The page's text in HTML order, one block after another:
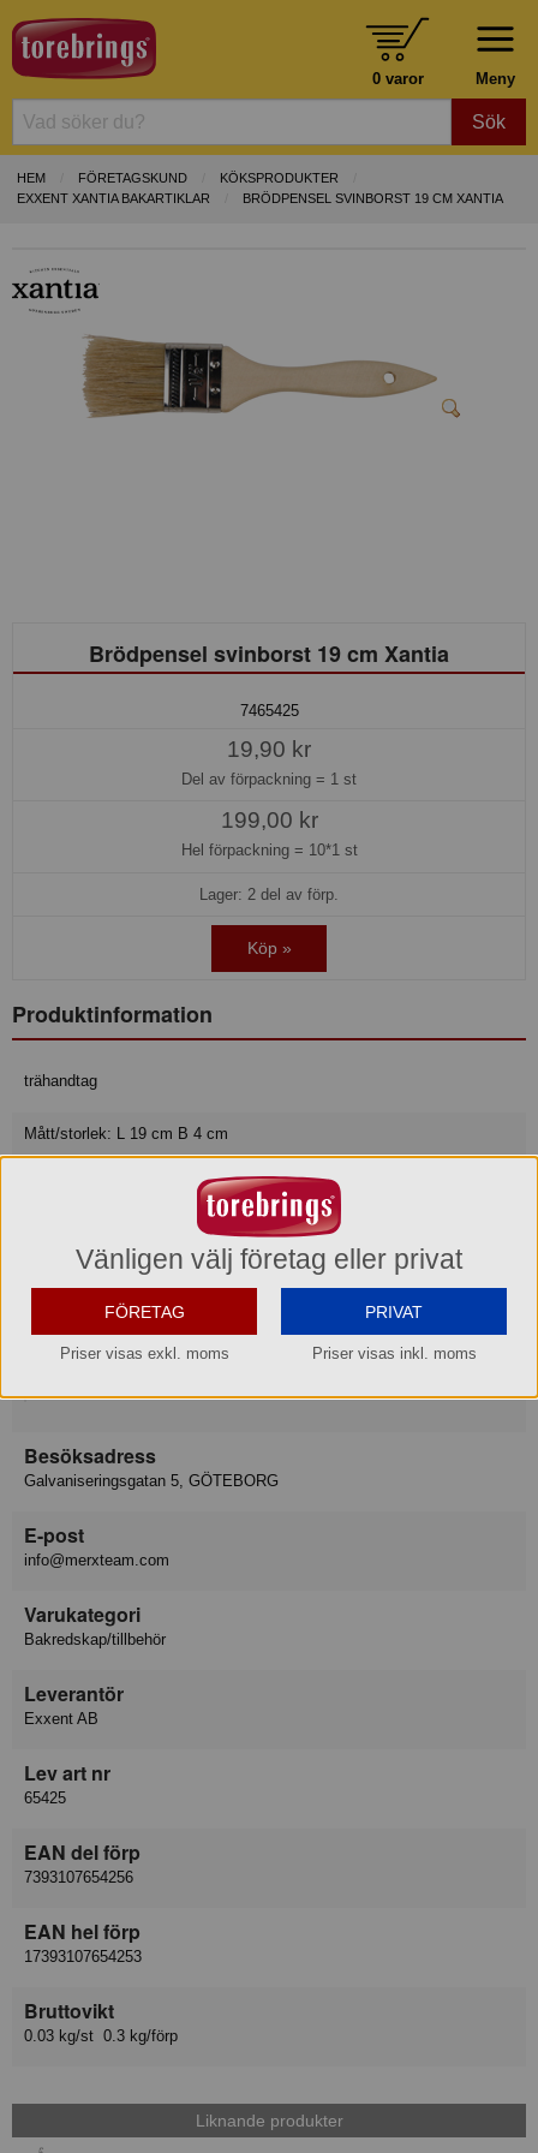
Meny
0 varor
Sök
HEM FÖRETAGSKUND
KÖKSPRODUKTER
EXXENT XANTIA BAKARTIKLAR
BRÖDPENSEL SVINBORST 19 CM XANTIA
Brödpensel svinborst 19 cm Xantia
7465425
19,90 kr
Del av förpackning = 1 st
199,00 kr
Hel förpackning = 10*1 st
Lager: 2 del av förp.
Köp »
Produktinformation
trähandtag
Mått/storlek: L 19 cm B 4 cm
Konsumentkontakt
Merx Team AB
Telefon
031-50 67 00
Besöksadress
Galvaniseringsgatan 5, GÖTEBORG
E-post
info@merxteam.com
Varukategori
Bakredskap/tillbehör
Leverantör
Exxent AB
Lev art nr
65425
EAN del förp
7393107654256
EAN hel förp
17393107654253
Bruttovikt
0.03 kg/st 0.3 kg/förp
Liknande produkter
Vänligen välj företag eller privat
FÖRETAG
Priser visas exkl. moms
PRIVAT
Priser visas inkl. moms